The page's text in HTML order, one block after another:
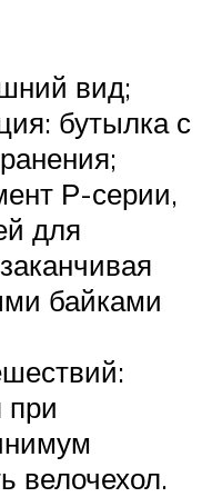
вид;
бутылка с
Р-серии,
для
байками
при
велочехол.